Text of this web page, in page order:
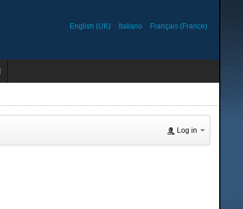
English (UK) Italiano Français (France)
Log in